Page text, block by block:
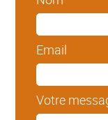
Email
Votre